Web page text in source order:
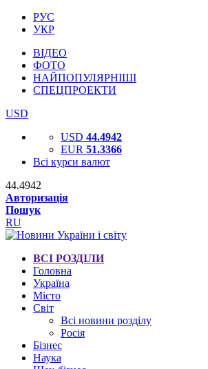
РУС
УКР
ВІДЕО
ФОТО
НАЙПОПУЛЯРНІШІ
СПЕЦПРОЕКТИ
USD
USD 44.4942
EUR 51.3366
Всі курси валют
44.4942
Авторизація
Пошук
RU
ВСІ РОЗДІЛИ
Головна
Україна
Місто
Світ
Всі новини розділу
Росія
Бізнес
Наука